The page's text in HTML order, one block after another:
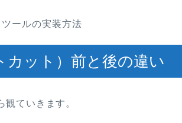
ールの実装方法
カット）前と後の違い
ていきます。